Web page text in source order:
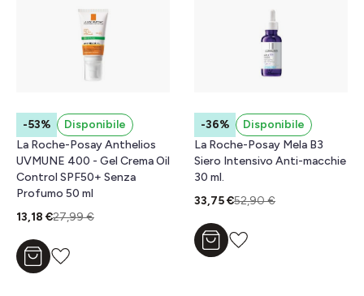
-53%
Disponibile
La Roche-Posay Anthelios
UVMUNE 400 - Gel Crema Oil
Control SPF50+ Senza
Profumo 50 ml
13,18 €27,99 €
Aggiungi al carrello
-36%
Disponibile
La Roche-Posay Mela B3
Siero Intensivo Anti-macchie
30 ml.
33,75 €52,90 €
Aggiungi al carrello